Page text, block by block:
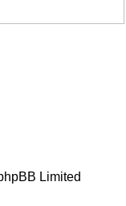
Limited